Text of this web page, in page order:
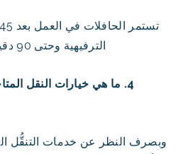
الترفيهية وحتى 90 دقيقة بعد إغلاق ديزني سبرينغ.
4. ما هي خيارات النقل
وبصرف النظر عن خدمات التنقُّل